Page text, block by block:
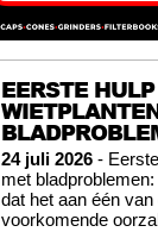
EERSTE
24 juli 2026 -
met
dat het aan één
voorkomende